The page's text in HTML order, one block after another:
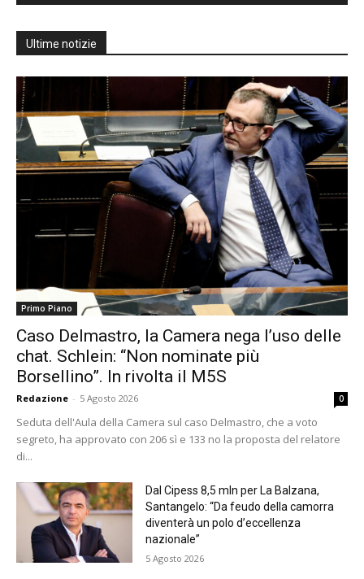
Ultime notizie
Primo Piano
Caso Delmastro, la Camera nega l’uso delle
chat. Schlein: “Non nominate più
Borsellino”. In rivolta il M5S
Redazione - 5 Agosto 2026 0
Seduta dell'Aula della Camera sul caso Delmastro, che a voto
segreto, ha approvato con 206 sì e 133 no la proposta del relatore
di...
Dal Cipess 8,5 mln per La Balzana,
Santangelo: “Da feudo della camorra
diventerà un polo d’eccellenza
nazionale”
5 Agosto 2026